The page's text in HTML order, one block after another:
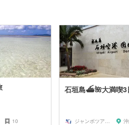
10
石垣島⛴🌺大満喫3
ジャンボツアーズ 新垣